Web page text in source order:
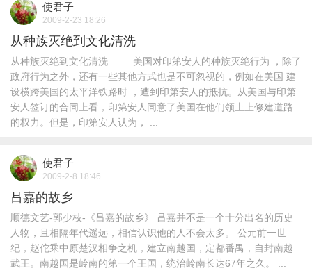
使君子
2009-2-23 18:26
从种族灭绝到文化清洗
从种族灭绝到文化清洗 美国对印第安人的种族灭绝行为 ，除了
政府行为之外，还有一些其他方式也是不可忽视的，例如在美国 建
设横跨美国的太平洋铁路时 ，遭到印第安人的抵抗。从美国与印第
安人签订的合同上看，印第安人同意了美国在他们领土上修建道路
的权力。但是，印第安人认为， ...
使君子
2009-2-8 18:46
吕嘉的故乡
顺德文艺-郭少枝-《吕嘉的故乡》 吕嘉并不是一个十分出名的历史
人物，且相隔年代遥远，相信认识他的人不会太多。 公元前一世
纪，赵佗乘中原楚汉相争之机，建立南越国，定都番禺，自封南越
武王。南越国是岭南的第一个王国，统治岭南长达67年之久。 ...